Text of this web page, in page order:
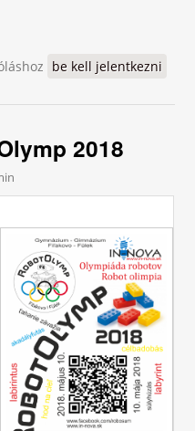
RobotOlymp 2019 tartalommal
be kell jelentkezni
2018